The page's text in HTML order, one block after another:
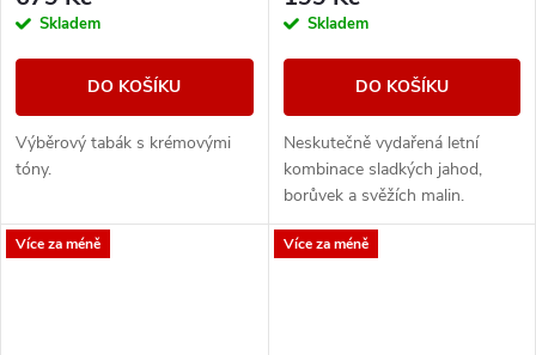
Skladem
DO KOŠÍKU
Výběrový tabák s krémovými
tóny.
Skladem
DO KOŠÍKU
Neskutečně vydařená letní
kombinace sladkých jahod,
borůvek a svěžích malin.
Více za méně Více za méně